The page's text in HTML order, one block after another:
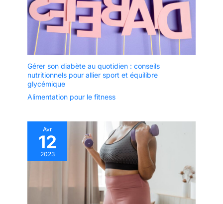
Gérer son diabète au quotidien : conseils
nutritionnels pour allier sport et équilibre
glycémique
Alimentation pour le fitness
Avr
12
2023